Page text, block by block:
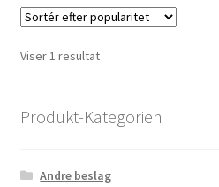
Viser 1 resultat
Produkt-Kategorien
Andre beslag